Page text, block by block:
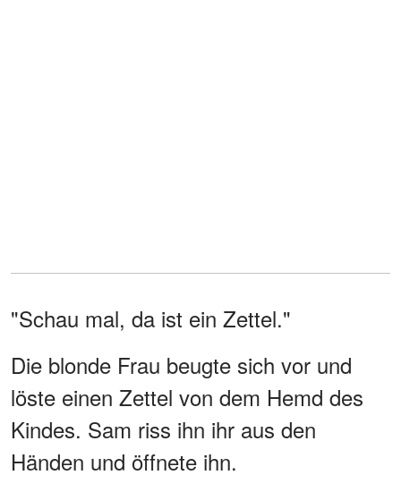
"Schau mal, da ist ein Zettel."
Die blonde Frau beugte sich vor und
löste einen Zettel von dem Hemd des
Kindes. Sam riss ihn ihr aus den
Händen und öffnete ihn.